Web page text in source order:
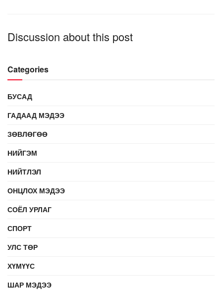
Discussion about this post
Categories
БУСАД
ГАДААД МЭДЭЭ
ЗӨВЛӨГӨӨ
НИЙГЭМ
НИЙТЛЭЛ
ОНЦЛОХ МЭДЭЭ
СОЁЛ УРЛАГ
СПОРТ
УЛС ТӨР
ХҮМҮҮС
ШАР МЭДЭЭ